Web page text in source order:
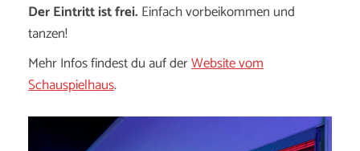
Der Eintritt ist frei. Einfach vorbeikommen und
tanzen!
Mehr Infos findest du auf derWebsite vom
Schauspielhaus.